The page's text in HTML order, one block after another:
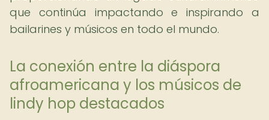
que continúa impactando e inspirando a
bailarines y músicos en todo el mundo.
La conexión entre la diáspora
afroamericana y los músicos de
lindy hop destacados